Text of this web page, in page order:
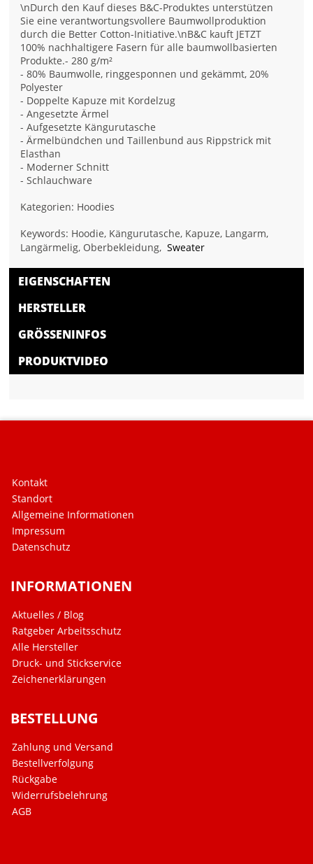
\nDurch den Kauf dieses B&C-Produktes unterstützen
Sie eine verantwortungsvollere Baumwollproduktion
durch die Better Cotton-Initiative.\nB&C kauft JETZT
100% nachhaltigere Fasern für alle baumwollbasierten
Produkte.- 280 g/m²
- 80% Baumwolle, ringgesponnen und gekämmt, 20%
Polyester
- Doppelte Kapuze mit Kordelzug
- Angesetzte Ärmel
- Aufgesetzte Kängurutasche
- Ärmelbündchen und Taillenbund aus Rippstrick mit
Elasthan
- Moderner Schnitt
- Schlauchware
Kategorien: Hoodies
Keywords: Hoodie, Kängurutasche, Kapuze, Langarm,
Langärmelig, Oberbekleidung, Sweater
EIGENSCHAFTEN
HERSTELLER
GRÖSSENINFOS
PRODUKTVIDEO
Kontakt
Standort
Allgemeine Informationen
Impressum
Datenschutz
INFORMATIONEN
Aktuelles / Blog
Ratgeber Arbeitsschutz
Alle Hersteller
Druck- und Stickservice
Zeichenerklärungen
BESTELLUNG
Zahlung und Versand
Bestellverfolgung
Rückgabe
Widerrufsbelehrung
AGB